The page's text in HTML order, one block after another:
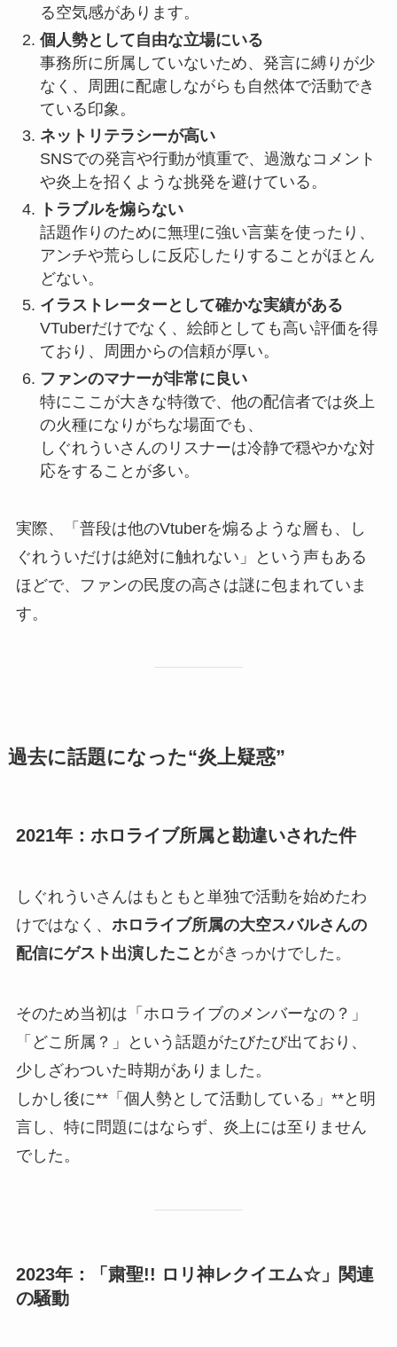
る空気感があります。
個人勢として自由な立場にいる
事務所に所属していないため、発言に縛りが少
なく、周囲に配慮しながらも自然体で活動でき
ている印象。
ネットリテラシーが高い
SNSでの発言や行動が慎重で、過激なコメント
や炎上を招くような挑発を避けている。
トラブルを煽らない
話題作りのために無理に強い言葉を使ったり、
アンチや荒らしに反応したりすることがほとん
どない。
イラストレーターとして確かな実績がある
VTuberだけでなく、絵師としても高い評価を得
ており、周囲からの信頼が厚い。
ファンのマナーが非常に良い
特にここが大きな特徴で、他の配信者では炎上
の火種になりがちな場面でも、
しぐれういさんのリスナーは冷静で穏やかな対
応をすることが多い。
実際、「普段は他のVtuberを煽るような層も、し
ぐれういだけは絶対に触れない」という声もある
ほどで、ファンの民度の高さは謎に包まれていま
す。
過去に話題になった“炎上疑惑”
2021年：ホロライブ所属と勘違いされた件
しぐれういさんはもともと単独で活動を始めたわ
けではなく、 ホロライブ所属の大空スバルさんの
配信にゲスト出演したこと がきっかけでした。
そのため当初は「ホロライブのメンバーなの？」
「どこ所属？」という話題がたびたび出ており、
少しざわついた時期がありました。
しかし後に**「個人勢として活動している」**と明
言し、特に問題にはならず、炎上には至りません
でした。
2023年：「粛聖!! ロリ神レクイエム☆」関連
の騒動